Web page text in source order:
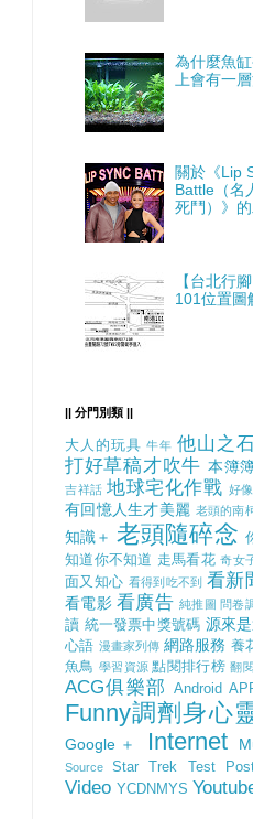
為什麼魚
上會有一
關於《Lip
Battle（名
死鬥）》
【台北行
101位置圖
|| 分門別類 ||
大人的玩具 牛年 他山之
打好草稿才吹牛 本簿
吉祥話 地球宅化作戰 好
有回憶人生才美麗 老頭的南
知識＋ 老頭隨碎念
知道你不知道 走馬看花 奇女
面又知心 看得到吃不到 看新
看電影 看廣告 純推圖 問卷
讀 統一發票中獎號碼 源來
心語 漫畫家列傳 網路服務 養
魚鳥 學習資源 點閱排行榜 翻
ACG俱樂部 Android
Funny調劑身心
Google＋
Internet
Source
Star Trek Test
Video YCDNMYS